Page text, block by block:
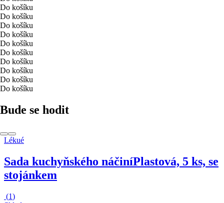
Do košíku
Do košíku
Do košíku
Do košíku
Do košíku
Do košíku
Do košíku
Do košíku
Do košíku
Do košíku
Bude se hodit
Lékué
Sada kuchyňského náčiníPlastová, 5 ks, se
stojánkem
(1)